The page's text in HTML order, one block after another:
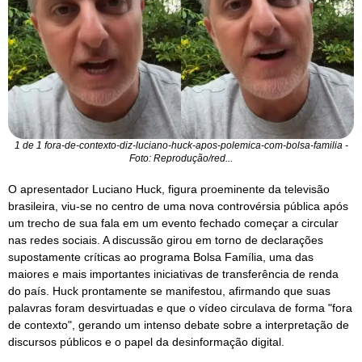
1 de 1 fora-de-contexto-diz-luciano-huck-apos-polemica-com-bolsa-familia -
Foto: Reprodução/red...
O apresentador Luciano Huck, figura proeminente da televisão
brasileira, viu-se no centro de uma nova controvérsia pública após
um trecho de sua fala em um evento fechado começar a circular
nas redes sociais. A discussão girou em torno de declarações
supostamente críticas ao programa Bolsa Família, uma das
maiores e mais importantes iniciativas de transferência de renda
do país. Huck prontamente se manifestou, afirmando que suas
palavras foram desvirtuadas e que o vídeo circulava de forma "fora
de contexto", gerando um intenso debate sobre a interpretação de
discursos públicos e o papel da desinformação digital.